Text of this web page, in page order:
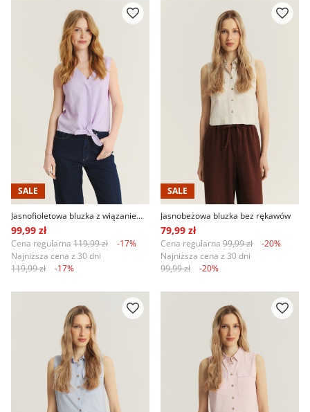
SALE
Jasnofioletowa bluzka z wiązaniem u dołu
99,99 zł
Cena regularna 119,99 zł
-17%
Najniższa cena z 30 dni
119,99 zł
-17%
SALE
Jasnobeżowa bluzka bez rękawów
79,99 zł
Cena regularna 99,99 zł
-20%
Najniższa cena z 30 dni
99,99 zł
-20%